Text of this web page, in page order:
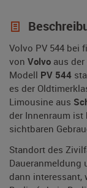
Volvo PV 544 bei
von Volvo aus
Modell PV 544
es der
Limousine aus
der Innenraum
sichtbaren
Standort des
Daueranmeldung
dann interessant,